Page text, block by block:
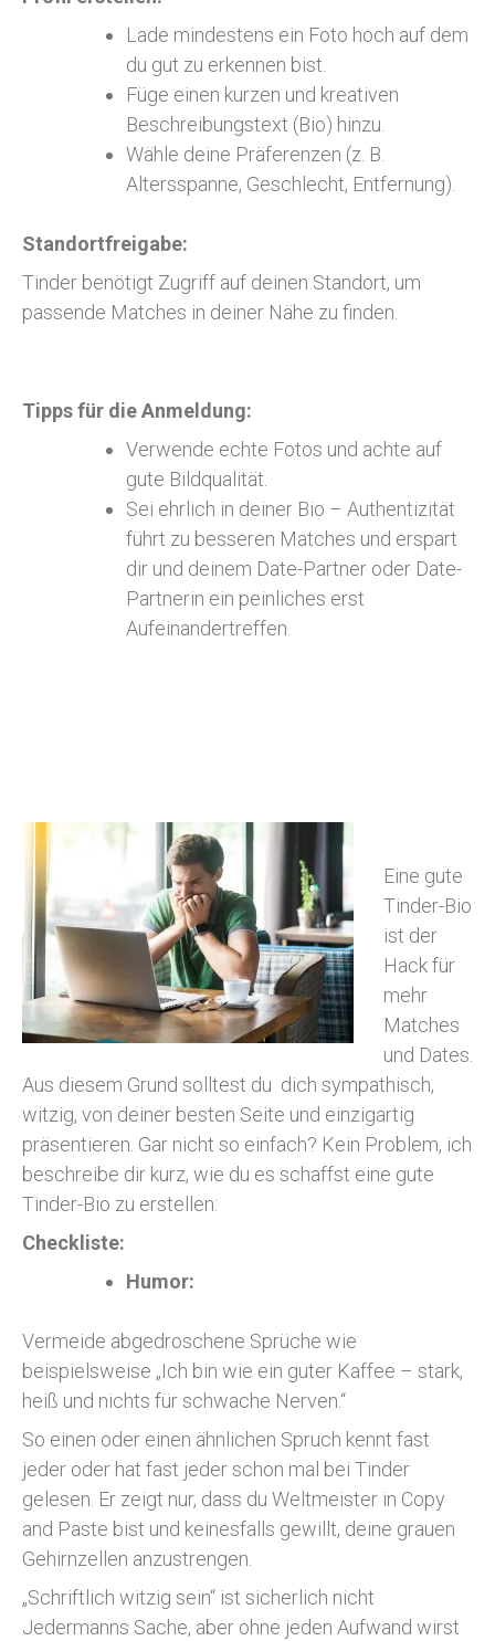
Lade mindestens ein Foto hoch auf dem
du gut zu erkennen bist.
Füge einen kurzen und kreativen
Beschreibungstext (Bio) hinzu.
Wähle deine Präferenzen (z. B.
Altersspanne, Geschlecht, Entfernung).
Standortfreigabe:
Tinder benötigt Zugriff auf deinen Standort, um
passende Matches in deiner Nähe zu finden.
Tipps für die Anmeldung:
Verwende echte Fotos und achte auf
gute Bildqualität.
Sei ehrlich in deiner Bio – Authentizität
führt zu besseren Matches und erspart
dir und deinem Date-Partner oder Date-
Partnerin ein peinliches erst
Aufeinandertreffen.
Eine gute
Tinder-Bio
ist der
Hack für
mehr
Matches
und Dates.
Aus diesem Grund solltest du dich sympathisch,
witzig, von deiner besten Seite und einzigartig
präsentieren. Gar nicht so einfach? Kein Problem, ich
beschreibe dir kurz, wie du es schaffst eine gute
Tinder-Bio zu erstellen:
Checkliste:
Humor:
Vermeide abgedroschene Sprüche wie
beispielsweise „Ich bin wie ein guter Kaffee – stark,
heiß und nichts für schwache Nerven.“
So einen oder einen ähnlichen Spruch kennt fast
jeder oder hat fast jeder schon mal bei Tinder
gelesen. Er zeigt nur, dass du Weltmeister in Copy
and Paste bist und keinesfalls gewillt, deine grauen
Gehirnzellen anzustrengen.
„Schriftlich witzig sein“ ist sicherlich nicht
Jedermanns Sache, aber ohne jeden Aufwand wirst